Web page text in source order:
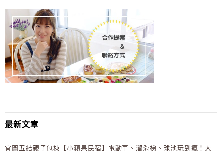
最新文章
宜蘭五結親子包棟【小蘋果民宿】電動車、溜滑梯、球池玩到瘋！大